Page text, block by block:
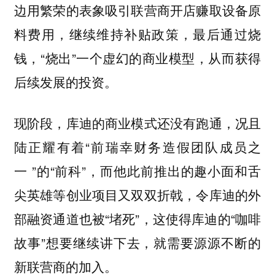
边用繁荣的表象吸引联营商开店赚取设备原
料费用，继续维持补贴政策，最后通过烧
钱，“烧出”一个虚幻的商业模型，从而获得
后续发展的投资。
现阶段，库迪的商业模式还没有跑通，况且
陆正耀有着“前瑞幸财务造假团队成员之
一 ”的“前科”，而他此前推出的趣小面和舌
尖英雄等创业项目又双双折戟，令库迪的外
部融资通道也被“堵死”，这使得库迪的“咖啡
故事”想要继续讲下去，就需要源源不断的
新联营商的加入。